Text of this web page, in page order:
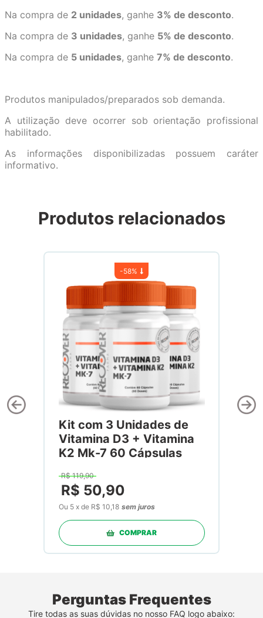
Na compra de 2 unidades, ganhe 3% de desconto.
Na compra de 3 unidades, ganhe 5% de desconto.
Na compra de 5 unidades, ganhe 7% de desconto.
Produtos manipulados/preparados sob demanda.
A utilização deve ocorrer sob orientação profissional
habilitado.
As informações disponibilizadas possuem caráter
informativo.
Produtos relacionados
-58%
Kit com 3 Unidades de
Vitamina D3 + Vitamina
K2 Mk-7 60 Cápsulas
R$ 119,90
R$ 50,90
Ou 5 xde R$ 10,18 sem juros
COMPRAR
Perguntas Frequentes
Tire todas as suas dúvidas no nosso FAQ logo abaixo: